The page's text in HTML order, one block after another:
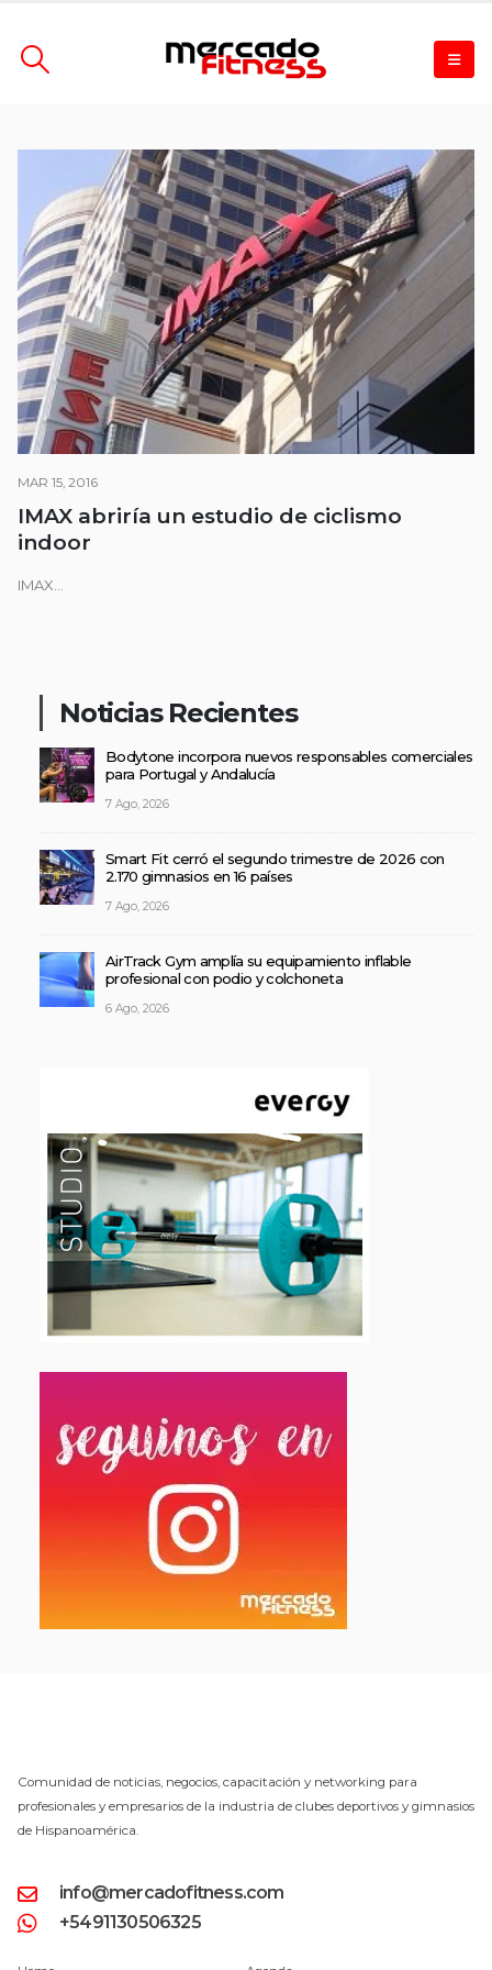
MAR 15, 2016
IMAX abriría un estudio de ciclismo
indoor
IMAX...
Noticias Recientes
Bodytone incorpora nuevos responsables comerciales
para Portugal y Andalucía
7 Ago, 2026
Smart Fit cerró el segundo trimestre de 2026 con
2.170 gimnasios en 16 países
7 Ago, 2026
AirTrack Gym amplía su equipamiento inflable
profesional con podio y colchoneta
6 Ago, 2026
Comunidad de noticias, negocios, capacitación y networking para
profesionales y empresarios de la industria de clubes deportivos y gimnasios
de Hispanoamérica.
info@mercadofitness.com
+5491130506325